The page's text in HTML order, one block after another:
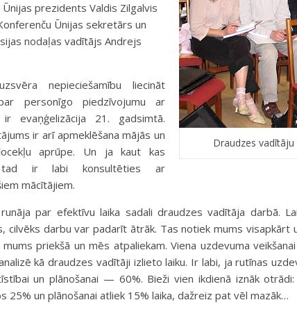
Draudzes
prezidents Valdis Zilgalvis
Ūnijas sekretārs un
nodaļas vadītājs Andrejs
nepieciešamību liecināt
personīgo piedzīvojumu ar
evaņģelizācija 21. gadsimtā.
ir arī apmeklēšana mājās un
aprūpe. Un ja kaut kas
tad ir labi konsultēties ar
mācītājiem.
par efektīvu laika sadali draudzes vadītāja darbā.
cilvēks darbu var padarīt ātrāk. Tas notiek mums
priekšā un mēs atpaliekam. Viena uzdevuma
kā draudzes vadītāji izlieto laiku. Ir labi, ja rutīnas
un plānošanai — 60%. Bieži vien ikdienā iznāk
25% un plānošanai atliek 15% laika, dažreiz pat vēl mazāk…